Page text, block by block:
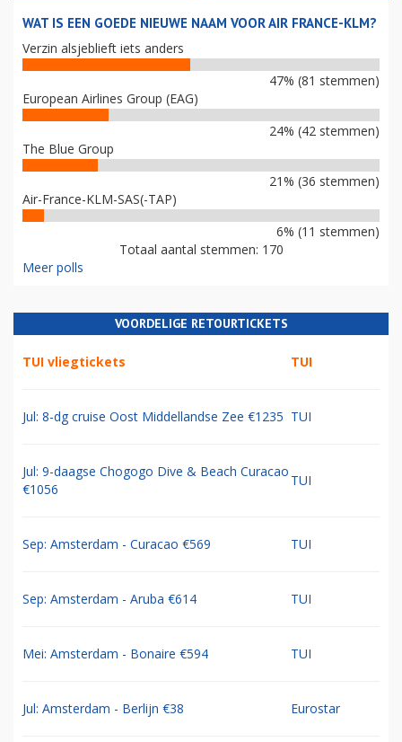
WAT IS EEN GOEDE NIEUWE NAAM VOOR AIR FRANCE-KLM?
Verzin alsjeblieft iets anders
47% (81 stemmen)
European Airlines Group (EAG)
24% (42 stemmen)
The Blue Group
21% (36 stemmen)
Air-France-KLM-SAS(-TAP)
6% (11 stemmen)
Totaal aantal stemmen: 170
Meer polls
VOORDELIGE RETOURTICKETS
TUI vliegtickets TUI
Jul: 8-dg cruise Oost Middellandse Zee €1235 TUI
Jul: 9-daagse Chogogo Dive & Beach Curacao
€1056
TUI
Sep: Amsterdam - Curacao €569 TUI
Sep: Amsterdam - Aruba €614 TUI
Mei: Amsterdam - Bonaire €594 TUI
Jul: Amsterdam - Berlijn €38 Eurostar